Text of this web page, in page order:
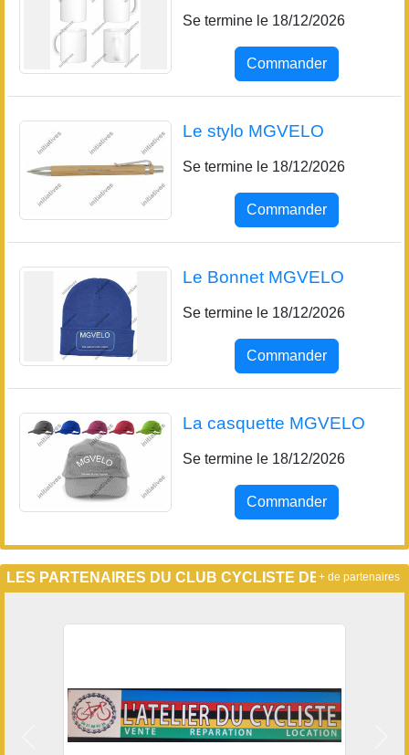
Se termine le 18/12/2026
Commander
Le stylo MGVELO
Se termine le 18/12/2026
Commander
Le Bonnet MGVELO
Se termine le 18/12/2026
Commander
La casquette MGVELO
Se termine le 18/12/2026
Commander
LES PARTENAIRES DU CLUB CYCLISTE DE MGVELO
Précedent
+ de partenaires